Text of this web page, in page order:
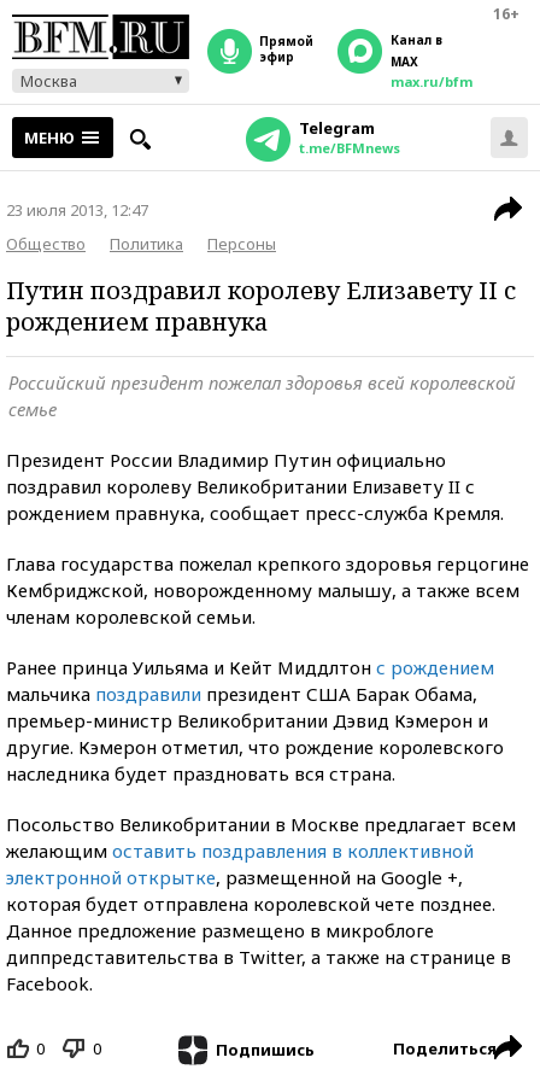
16+
Москва
прямой
эфир
Канал в
MAX
max.ru/bfm
МЕНЮ Telegram
t.me/BFMnews
23 июля 2013, 12:47
Общество
Политика Персоны
Путин поздравил королеву Елизавету II с
рождением правнука
Российский президент пожелал здоровья всей королевской
семье
Президент России Владимир Путин официально
поздравил королеву Великобритании Елизавету II с
рождением правнука, сообщает пресс-служба Кремля.
Глава государства пожелал крепкого здоровья герцогине
Кембриджской, новорожденному малышу, а также всем
членам королевской семьи.
Ранее принца Уильяма и Кейт Миддлтон с рождением
мальчика поздравили президент США Барак Обама,
премьер-министр Великобритании Дэвид Кэмерон и
другие. Кэмерон отметил, что рождение королевского
наследника будет праздновать вся страна.
Посольство Великобритании в Москве предлагает всем
желающим оставить поздравления в коллективной
электронной открытке, размещенной на Google +,
которая будет отправлена королевской чете позднее.
Данное предложение размещено в микроблоге
диппредставительства в Twitter, а также на странице в
Facebook.
0 0 Подпишись Поделиться